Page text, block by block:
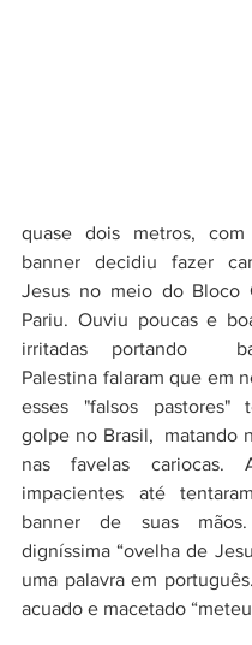
quase dois metros,
banner decidiu fazer
Jesus no meio do Bloco
Pariu. Ouviu poucas e
irritadas portando
Palestina falaram que em
esses "falsos pastores"
golpe no Brasil,  matando
nas favelas cariocas.
impacientes até
banner de suas
digníssima “ovelha de
uma palavra em
acuado e macetado